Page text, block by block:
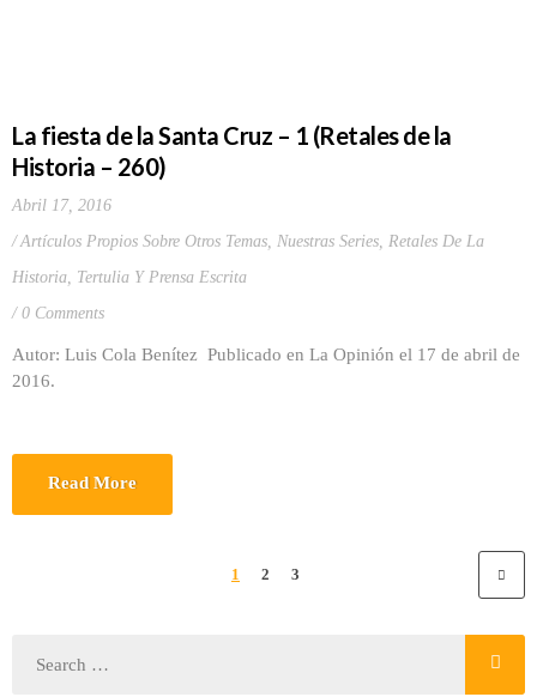
La fiesta de la Santa Cruz – 1 (Retales de la
Historia – 260)
Abril 17, 2016
Artículos Propios Sobre Otros Temas, Nuestras Series, Retales De La
Historia, Tertulia Y Prensa Escrita
0 Comments
Autor: Luis Cola Benítez Publicado en La Opinión el 17 de abril de
2016.
Read More
1 2 3